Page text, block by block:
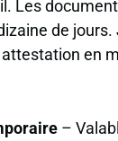
Les
de jours.
en
–